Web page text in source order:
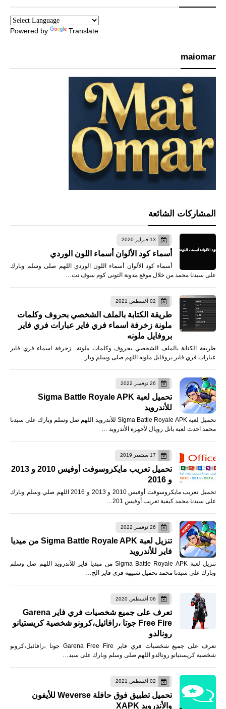
Powered by Translate
maiomar
المشاركات الشائعة
13 فبراير 2020
أسماء كود الألوان أسماء اللون الوردي
أسماء كود الألوان أسماء اللون الوردي اللهم صلى وسلم وبارك
على سيدنا محمد من خلال موقع مدونة التونى كوم سوف نت…
02 أغسطس 2021
طريقة الكتابة بالملف الشخصي بحروف وكلمات
ملونة زخرفة اسماء فري فاير عبارات فري فاير
بروفايل ملونه
طريقة الكتابة بالملف الشخصي بحروف وكلمات ملونة زخرفة اسماء فري فاير
عبارات فري فاير بروفايل ملونه اللهم صلى وسلم وبار…
26 نوفمبر 2022
تحميل لعبة Sigma Battle Royale APK
للأندرويد
تحميل لعبة Sigma Battle Royale APK للأندرويد اللهم صل وسلم وبارك على سيدنا
محمد احدث لعبة باتل رويال لأجهزة الأندرويد …
17 سبتمبر 2019
تحميل تعريب مايكروسوفت أوفيس 2010 و 2013
و 2016
تحميل تعريب مايكروسوفت أوفيس 2010 و 2013 و 2016 اللهم صلي وسلم وبارك
على سيدنا محمد كيفية تعريب أوفيس 201…
26 نوفمبر 2022
تنزيل لعبة Sigma Battle Royale APK من ميديا
فاير للأندرويد
تنزيل لعبة Sigma Battle Royale APK من ميديا فاير للأندرويد اللهم صل وسلم
وبارك على سيدنا محمد تحميل شبيهه فري فاير الج…
06 أغسطس 2020
تعرف على جميع شخصيات فري فاير Garena
Free Fire جوتا ،رافائيل،كرونو شخصية كريستيانو
رونالدو
تعرف على جميع شخصيات فري فاير Garena Free Fire جوتا ،رافائيل،كرونو
شخصية كريستيانو رونالدو اللهم صلى وسلم وبارك على سيد…
02 أغسطس 2021
تحميل تطبيق فوق حافلة Weverse للأيفون
والأندرويد XAPK